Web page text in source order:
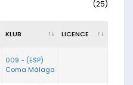
(25)
KLUB LICENCE
009 - (ESP)
Coma Málaga